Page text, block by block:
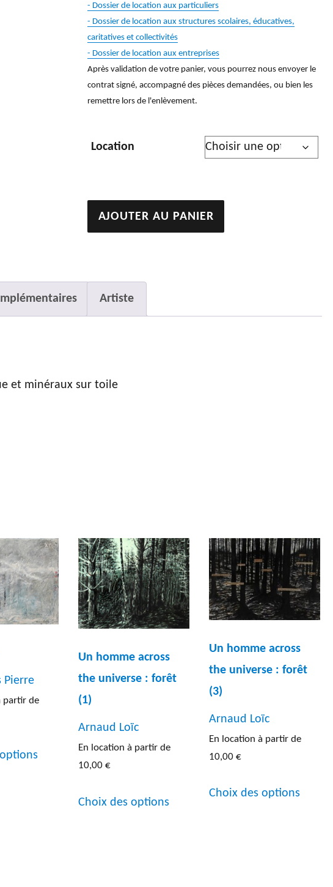
- Dossier de location aux particuliers
- Dossier de location aux structures scolaires, éducatives,
caritatives et collectivités
- Dossier de location aux entreprises
Après validation de votre panier, vous pourrez nous envoyer le
contrat signé, accompagné des pièces demandées, ou bien les
remettre lors de l'enlèvement.
Location
quantité
de
ma
perse
AJOUTER AU PANIER
Artiste
et minéraux sur toile
Pierre
partir de
plusieurs
Un homme across
the universe : forêt
(1)
Arnaud Loïc
En location à partir de
10,00 €
Choix des options
Un homme across
the universe : forêt
(3)
Arnaud Loïc
En location à partir de
10,00 €
Choix des options